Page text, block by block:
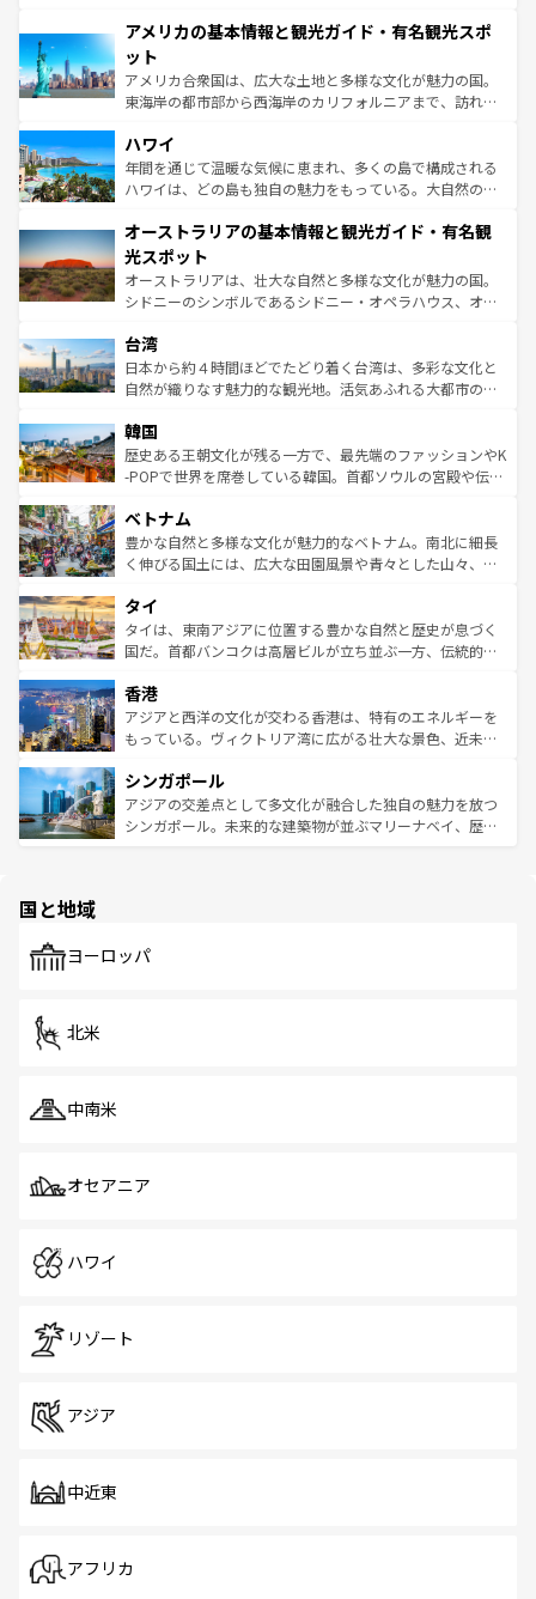
ンツ一覧を参照してほしい。
の建物がそのまま残る町や、スイスならではのユニークな
博物館もあり、アルプス観光だけでなく町歩きも満喫する
ことができる。国民の所得が高いため物価も高いが、旅行
者向けの交通パス提供のサービスもあり、うまく活用すれ
着のスイス情報は
アメリカの基本情報と観光ガイド・有名観光スポ
ット
アメリカ合衆国は、広大な土地と多様な文化が魅力の国。
東海岸の都市部から西海岸のカリフォルニアまで、訪れる
のような巨大都市は、観光、ショッピング、エンターテイ
ンメントが詰まった刺激的なスポットだ。一方、アメリカ
西部には大自然が広がり、グランドキャニオンやイエロー
部のニューオーリンズでは、音楽と美食が融合した独特の
文化が魅力。旅行者はアメリカの各地域で異なる魅力を楽
しみながら、その多様性と豊かな歴史を感じることができ
るだろう。車でのロードトリップや列車の旅も、アメリカ
情報は
ハワイ
年間を通じて温暖な気候に恵まれ、多くの島で構成される
ハワイは、どの島も独自の魅力をもっている。大自然の神
ワイ島は見逃せない。また、定番の観光地といえばオアフ
島だが、静かな自然を求めるならマウイ島やカウアイ島が
おすすめ。エメラルドグリーンに輝く海をはじめ、豊かな
文化や歴史が息づいている。「アロハスピリット」と呼ば
人々、おいしいローカルフードやハワイアンミュージッ
ク、伝統的なフラダンスなど、すべてがハワイの魅力を彩
っている。訪れるたびに新しい発見と感動が待っているハ
はコンテンツ一覧
オーストラリアの基本情報と観光ガイド・有名観
光スポット
オーストラリアは、壮大な自然と多様な文化が魅力の国。
シドニーのシンボルであるシドニー・オペラハウス、オー
リアリーフや大陸中央部にそびえるウルル（エアーズロッ
ク）、タスマニアの美しい原生林やケアンズの熱帯雨林な
ど、見どころがたくさん。また、カフェやワイン、オージ
いる。アクティビティも充実しており、サーフィンやダイ
ビング、ハイキングなど、アウトドア好きにはたまらな
い。オーストラリアの多彩な魅力を存分に味わいつくそ
参照してほしい。
台湾
日本から約４時間ほどでたどり着く台湾は、多彩な文化と
自然が織りなす魅力的な観光地。活気あふれる大都市の台
ン）、静ひつな山岳地帯である台湾東部など、都市の喧騒
と山間の静けさが共存しており、訪れる人に新しい発見と
驚きをもたらしてくれる。また、奥深い台湾の食文化も魅
容にもいいと評判のスイーツなど、バラエティ豊かな料理
が味わえる。 なお、新着の台湾情報は コンテンツ一覧を参
照してほしい。
韓国
歴史ある王朝文化が残る一方で、最先端のファッションやK
-POPで世界を席巻している韓国。首都ソウルの宮殿や伝統
き、地方に足を延ばせば四季折々の自然美を楽しむことが
できる。そして、キムチや焼肉、絶品のストリートフード
まで、さまざまな韓国料理が待っている。夜には、韓国な
リティに包まれながら、韓国の多彩な魅力を心ゆくまで味
わってみてほしい。 なお、新着の韓国情報はコンテンツ一
覧を参照してほしい。
ベトナム
豊かな自然と多様な文化が魅力的なベトナム。南北に細長
く伸びる国土には、広大な田園風景や青々とした山々、世
急速な発展と共に伝統が息づく。ハノイの古い町並みやホ
ーチミン市のフランス統治時代の建物も、独特の雰囲気を
醸し出している。また、バラエティの豊かさとおいしさで
とつ。フォーやバインミー、ベトナムコーヒーなどは、ぜ
ひ現地で味わいたい。どの地域を訪れてもあたたかい人々
が旅行者を迎えてくれるので、きっと忘れられない旅にな
参照してほしい。
タイ
タイは、東南アジアに位置する豊かな自然と歴史が息づく
国だ。首都バンコクは高層ビルが立ち並ぶ一方、伝統的な
の活気が交差している。北部ではチェンマイなどの山岳地
帯で自然と触れ合い、南部ではプーケットやクラビの美し
いビーチでリゾート気分を楽しむことができる。タイ料理
激する。気候は一年中温暖で、どの季節にも異なる楽しみ
が待っている。親しみやすいタイの人々、仏教を中心とし
た文化、そして多様な観光資源が、訪れる旅人を魅了し続
香港
アジアと西洋の文化が交わる香港は、特有のエネルギーを
もっている。ヴィクトリア湾に広がる壮大な景色、近未来
み、どこを訪れても感動するはず。観光スポットが密集し
ており、効率よく見どころを回れるのも魅力。息をのむよ
うな絶景から文化的な体験まで、香港を存分に楽しみ尽く
シンガポール
アジアの交差点として多文化が融合した独自の魅力を放つ
シンガポール。未来的な建築物が並ぶマリーナベイ、歴史
で、ホーカーズは地元の風情を楽しめる外せないスポット
国と地域
ヨーロッパ
北米
中南米
オセアニア
ハワイ
リゾート
アジア
中近東
アフリカ